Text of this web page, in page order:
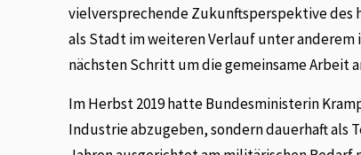
vielversprechende Zukunftsperspektive des
als Stadt im weiteren Verlauf unter
nächsten Schritt um die gemeinsame Arbeit
Im Herbst 2019 hatte Bundesministerin
Industrie abzugeben, sondern dauerhaft als